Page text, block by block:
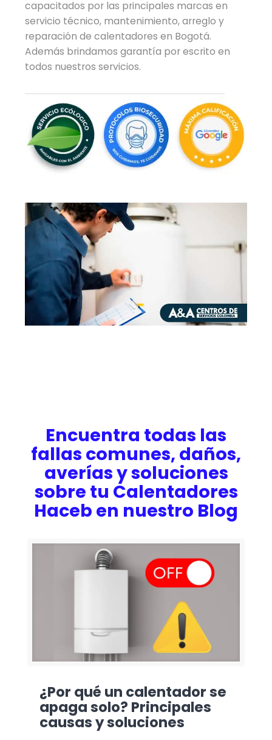
capacitados por las principales marcas en
servicio técnico, mantenimiento, arreglo y
reparación de calentadores en Bogotá.
Además brindamos garantía por escrito en
todos nuestros servicios.
Encuentra todas las
fallas comunes, daños,
averías y soluciones
sobre tu Calentadores
Haceb en nuestro Blog
¿Por qué un calentador se
apaga solo? Principales
causas y soluciones